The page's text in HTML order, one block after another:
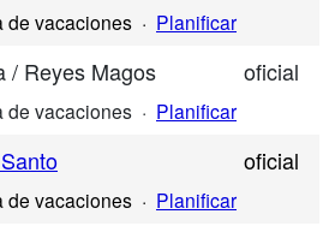
de vacaciones · Planificar
/ Reyes Magos oficial
de vacaciones · Planificar
oficial
de vacaciones · Planificar